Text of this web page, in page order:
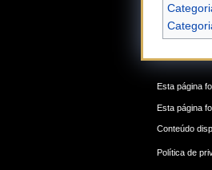
Esta página
Esta página
Conteúdo
Política de